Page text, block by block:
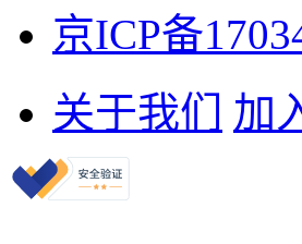
京ICP备
关于我们
加